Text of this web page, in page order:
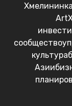
Хмелинин
Art
сообщество
культура
Азии